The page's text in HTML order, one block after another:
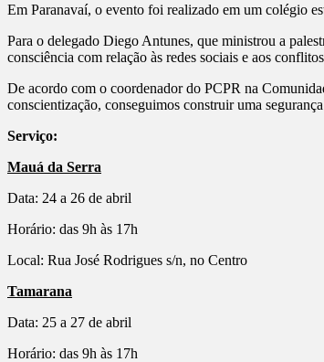
Em Paranavaí, o evento foi realizado em um colégio
Para o delegado Diego Antunes, que ministrou a
consciência com relação às redes sociais e aos
De acordo com o coordenador do PCPR na
conscientização, conseguimos construir uma
Serviço:
Mauá da Serra
Data: 24 a 26 de abril
Horário: das 9h às 17h
Local: Rua José Rodrigues s/n, no Centro
Tamarana
Data: 25 a 27 de abril
Horário: das 9h às 17h